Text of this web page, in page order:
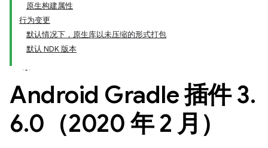
原生构建属性
行为变更
默认情况下，原生库以未压缩的形式打包
默认 NDK 版本
Android Gradle 插件 3.
6.0（2020 年 2 月）